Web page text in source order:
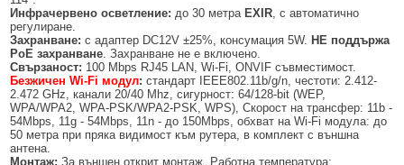
Инфрачервено осветление: до 30 метра EXIR, с автоматично
регулиране.
Захранване: с адаптер DC12V ±25%, консумация 5W. НЕ поддържа
PoE захранване. Захранване не е включено.
Свързаност: 100 Mbps RJ45 LAN, Wi-Fi, ONVIF съвместимост.
Безжичен Wi-Fi модул: стандарт IEEE802.11b/g/n, честоти: 2.412-
2.472 GHz, канали 20/40 Mhz, сигурност: 64/128-bit (WEP,
WPA/WPA2, WPA-PSK/WPA2-PSK, WPS), Скорост на трансфер: 11b -
54Mbps, 11g - 54Mbps, 11n - до 150Mbps, обхват на Wi-Fi модула: до
50 метра при пряка видимост към рутера, в комплект с външна
антена.
Монтаж: За външен открит монтаж. Работна температура: